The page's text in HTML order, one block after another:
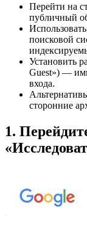
Перейти на
публичный
поисковой
Установить
Guest») —
входа.
сторонние
1.